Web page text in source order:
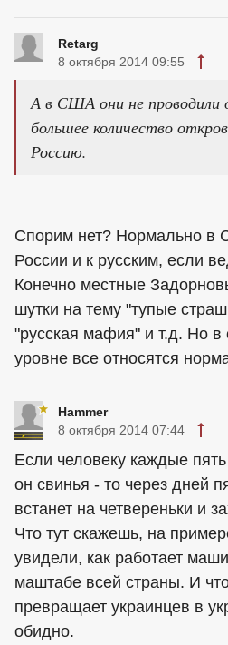
Retarg
8 октября 2014 09:55
А в США они не проводили
большее количество
Россию.
Спорим нет? Нормально в
России и к русским, если
Конечно местные
шутки на тему "тупые
"русская мафия" и т.д. Но
уровне все относятся
Hammer
8 октября 2014 07:44
Если человеку каждые
он свинья - то через дней
встанет на четвереньки и
Что тут скажешь, на
увидели, как работает
маштабе всей страны. И
превращает украинцев в
обидно.